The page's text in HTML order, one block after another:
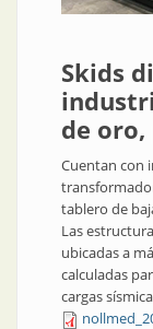
Skids
de
Cuentan con
tablero de
Las
ubicadas a
calculadas
cargas